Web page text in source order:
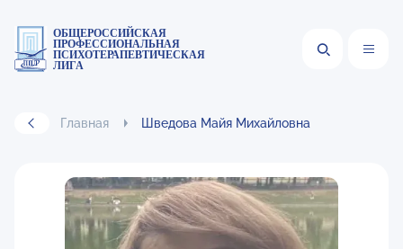
ОБЩЕРОССИЙСКАЯ
ПРОФЕССИОНАЛЬНАЯ
ПСИХОТЕРАПЕВТИЧЕСКАЯ
ЛИГА
Главная Шведова Майя Михайловна